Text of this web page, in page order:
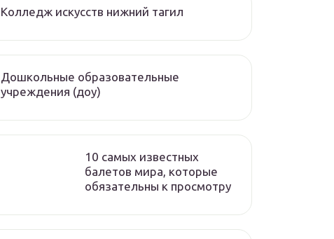
Колледж искусств нижний тагил
Дошкольные образовательные
учреждения (доу)
10 самых известных
балетов мира, которые
обязательны к просмотру